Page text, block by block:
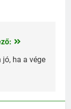
jó, ha a vége